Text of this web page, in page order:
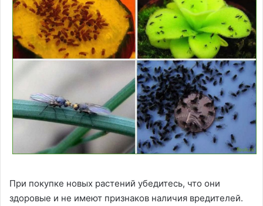
При покупке новых растений убедитесь, что они
здоровые и не имеют признаков наличия вредителей.